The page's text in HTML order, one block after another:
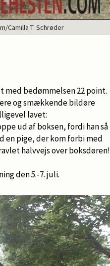
Camilla T. Schrøder
med bedømmelsen 22 point.
og smækkende bildøre
lavet:
ud af boksen, fordi han så
en pige, der kom forbi med
halvvejs over boksdøren!
den 5.-7. juli.